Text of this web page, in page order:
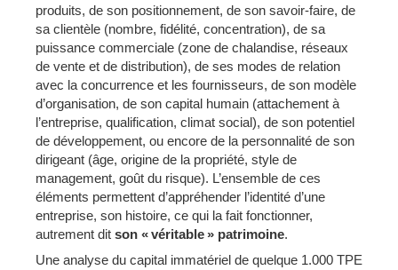
produits, de son positionnement, de son savoir-faire, de
sa clientèle (nombre, fidélité, concentration), de sa
puissance commerciale (zone de chalandise, réseaux
de vente et de distribution), de ses modes de relation
avec la concurrence et les fournisseurs, de son modèle
d’organisation, de son capital humain (attachement à
l’entreprise, qualification, climat social), de son potentiel
de développement, ou encore de la personnalité de son
dirigeant (âge, origine de la propriété, style de
management, goût du risque). L’ensemble de ces
éléments permettent d’appréhender l’identité d’une
entreprise, son histoire, ce qui la fait fonctionner,
autrement dit son « véritable » patrimoine.
Une analyse du capital immatériel de quelque 1.000 TPE